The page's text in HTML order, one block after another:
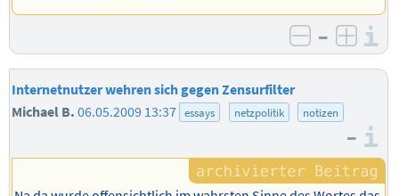
negativ
–
Internetnutzer wehren sich gegen Zensurfilter
Michael B. 06.05.2009 13:37 essays netzpolitik notizen
–